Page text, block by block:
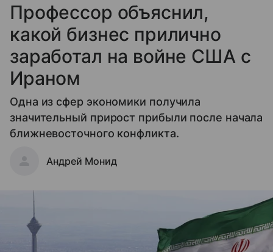
Профессор объяснил,
какой бизнес прилично
заработал на войне США с
Ираном
Одна из сфер экономики получила
значительный прирост прибыли после начала
ближневосточного конфликта.
Андрей Монид